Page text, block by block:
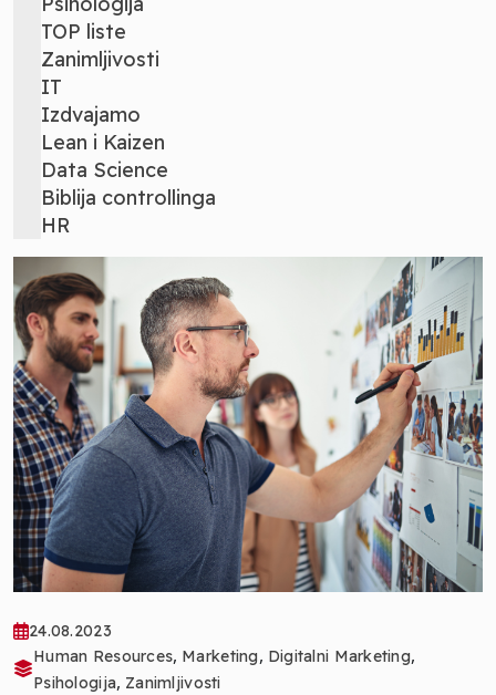
TOP liste
Zanimljivosti
IT
Izdvajamo
Lean i Kaizen
Data Science
Biblija controllinga
HR
24.08.2023
Human Resources, Marketing, Digitalni Marketing,
Psihologija, Zanimljivosti